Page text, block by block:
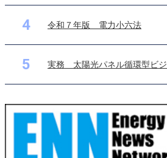
4 令和７年版 電力小六法
5 実務 太陽光パネル循環型ビジ